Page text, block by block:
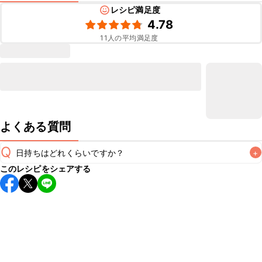
レシピ満足度
4.78
11 人の平均満足度
よくある質問
Q 日持ちはどれくらいですか？ +
こちらのレシピは出来たてをお召し上がりいただくことをお
すすめします。
このレシピをシェアする